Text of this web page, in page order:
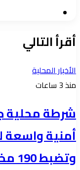
أقرأ التالي
الأخبار المحلية
منذ 3 ساعات
شرطة محلية
أمنية واسعة
وتضبط 190 مخالفاً: